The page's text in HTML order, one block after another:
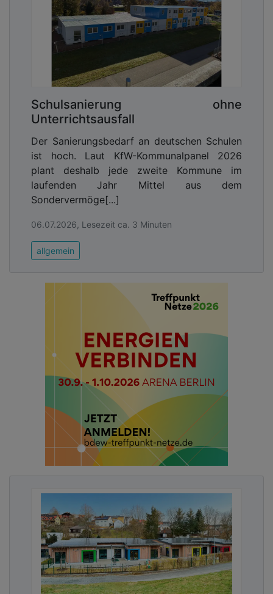
Schulsanierung ohne
Unterrichtsausfall
Der Sanierungsbedarf an deutschen Schulen
ist hoch. Laut KfW-Kommunalpanel 2026
plant deshalb jede zweite Kommune im
laufenden Jahr Mittel aus dem
Sondervermöge[...]
06.07.2026, Lesezeit ca. 3 Minuten
allgemein